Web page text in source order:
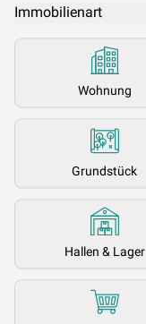
Immobilienart
Wohnung
Grundstück
Hallen & Lager